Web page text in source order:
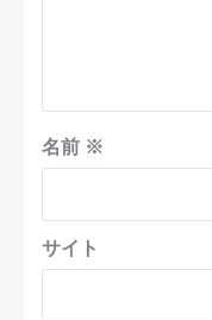
名前 ※
サイト